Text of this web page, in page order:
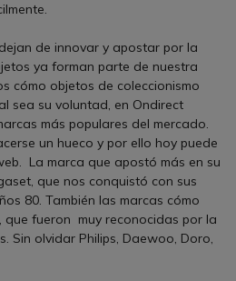
de innovar y apostar por la
ya forman parte de nuestra
cómo objetos de coleccionismo
sea su voluntad, en Ondirect
más populares del mercado.
un hueco y por ello hoy puede
La marca que apostó más en su
que nos conquistó con sus
80. También las marcas cómo
que fueron muy reconocidas por la
Sin olvidar Philips, Daewoo, Doro,